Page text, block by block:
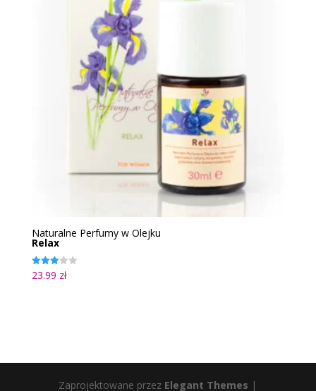
Naturalne Perfumy w Olejku
Relax
Oceniono
3.00
23.99 zł
Zaprojektowane przez Elegant Themes |